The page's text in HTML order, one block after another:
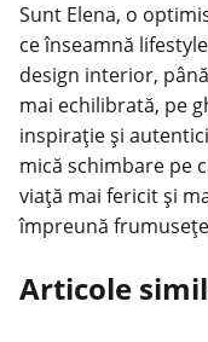
Sunt Elena, o
ce înseamnă
design interior,
mai echilibrată, pe
inspirație și
mică schimbare pe
viață mai fericit și
împreună
Articole